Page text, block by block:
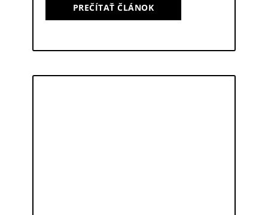
PREČÍTAŤ ČLÁNOK